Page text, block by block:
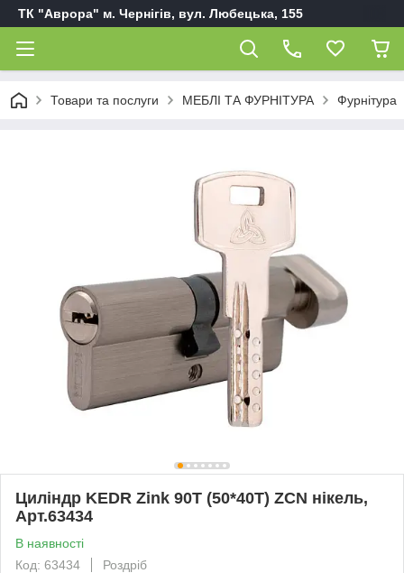
ТК "Аврора" м. Чернігів, вул. Любецька, 155
Товари та послуги МЕБЛІ ТА ФУРНІТУРА Фурнітура
Циліндр KEDR Zink 90T (50*40T) ZCN нікель,
Арт.63434
В наявності
Код: 63434
Роздріб